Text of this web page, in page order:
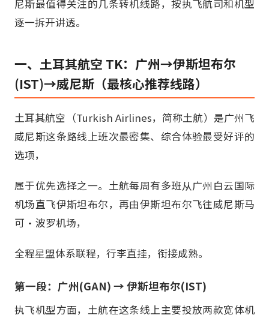
尼斯最值得关注的几条转机线路，按执飞航司和机型
逐一拆开讲透。
一、土耳其航空 TK：广州→伊斯坦布尔
(IST)→威尼斯（最核心推荐线路）
土耳其航空（Turkish Airlines，简称土航）是广州飞
威尼斯这条路线上班次最密集、综合体验最受好评的
选项，
属于优先选择之一。土航每周有多班从广州白云国际
机场直飞伊斯坦布尔，再由伊斯坦布尔飞往威尼斯马
可·波罗机场，
全程星盟体系联程，行李直挂，衔接成熟。
第一段：广州(GAN) → 伊斯坦布尔(IST)
执飞机型方面，土航在这条线上主要投放两款宽体机